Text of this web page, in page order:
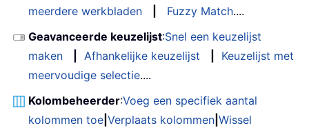
meerdere werkbladen Fuzzy Match....
Geavanceerde keuzelijst:Snel een keuzelijst
maken
Afhankelijke keuzelijst
Keuzelijst met
meervoudige selectie....
Kolombeheerder:Voeg een specifiek aantal
kolommen toe Verplaats kolommen Wissel